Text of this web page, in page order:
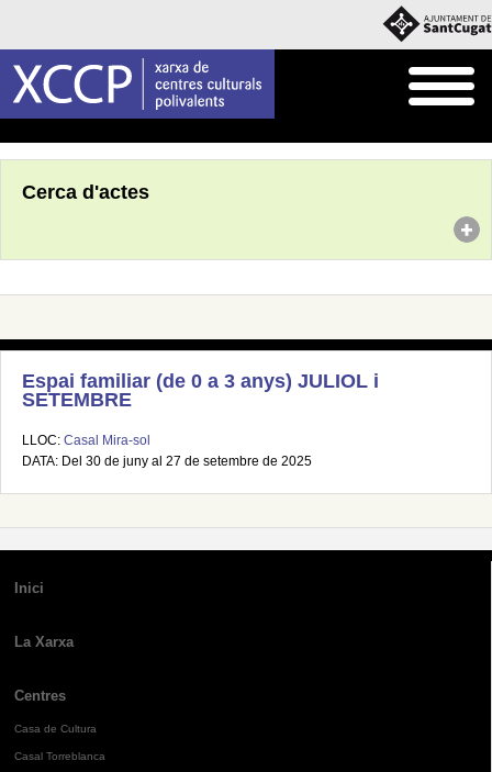
Cerca d'actes
Espai familiar (de 0 a 3 anys) JULIOL i
SETEMBRE
LLOC: Casal Mira-sol
DATA: Del 30 de juny al 27 de setembre de 2025
Inici
La Xarxa
Centres
Casa de Cultura
Casal Torreblanca